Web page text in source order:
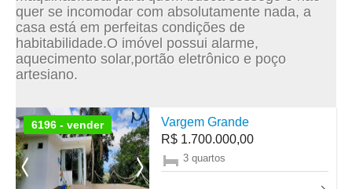
quer se incomodar com absolutamente nada, a
casa está em perfeitas condições de
habitabilidade.O imóvel possui alarme,
aquecimento solar,portão eletrônico e poço
artesiano.
6196 - vender
Vargem Grande
R$ 1.700.000,00
3 quartos